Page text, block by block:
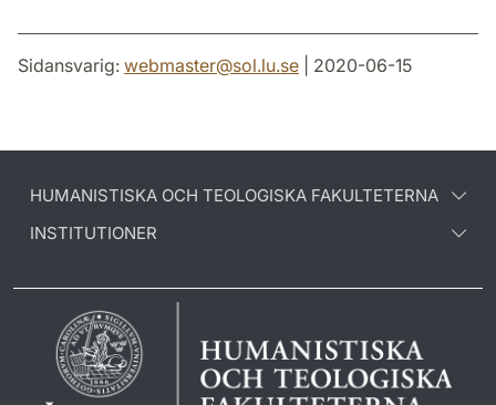
Sidansvarig: webmaster@sol.lu.se | 2020-06-15
HUMANISTISKA OCH TEOLOGISKA FAKULTETERNA
INSTITUTIONER